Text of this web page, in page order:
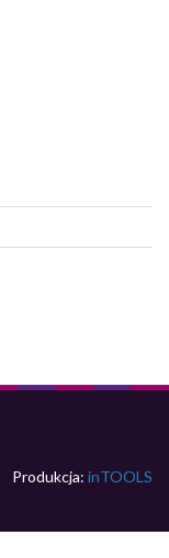
Produkcja: inTOOLS